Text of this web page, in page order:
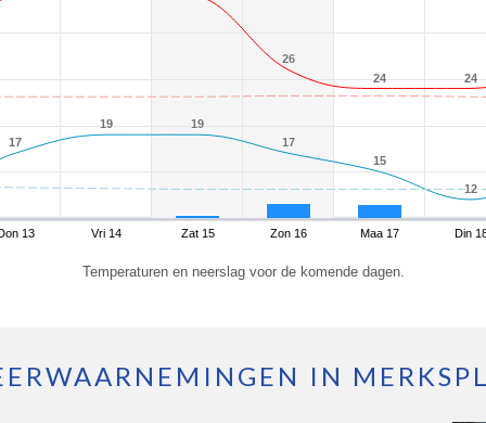
26
26
24
24 24
24
17
17
19
19 19
19
17
17
15
15
12
12
Don 13 Vri 14 Zat 15 Zon 16 Maa 17 Din
Temperaturen en neerslag voor de komende dagen.
IN